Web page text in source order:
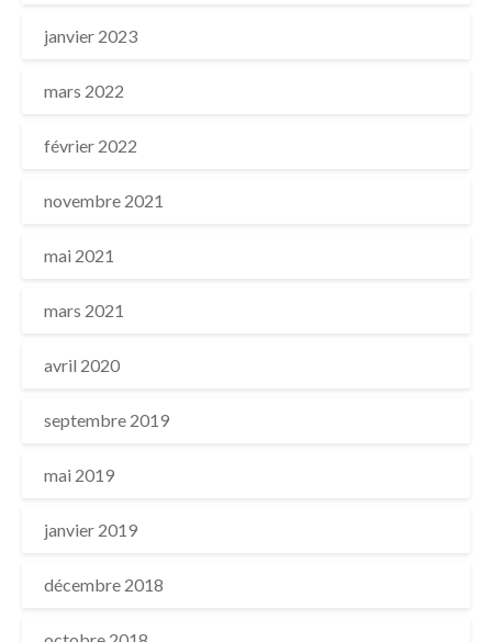
janvier 2023
mars 2022
février 2022
novembre 2021
mai 2021
mars 2021
avril 2020
septembre 2019
mai 2019
janvier 2019
décembre 2018